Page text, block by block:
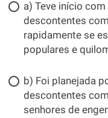
a) Teve início
descontentes
rapidamente se
populares e
b) Foi planejada
descontentes
senhores de